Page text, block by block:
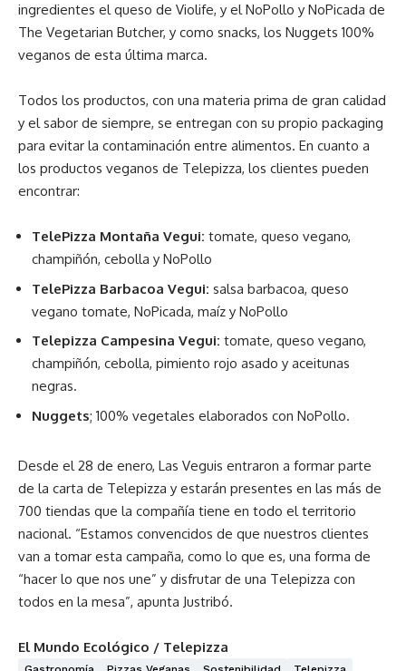
ingredientes el queso de Violife, y el NoPollo y NoPicada de
The Vegetarian Butcher, y como snacks, los Nuggets 100%
veganos de esta última marca.
Todos los productos, con una materia prima de gran calidad
y el sabor de siempre, se entregan con su propio packaging
para evitar la contaminación entre alimentos. En cuanto a
los productos veganos de Telepizza, los clientes pueden
encontrar:
TelePizza Montaña Vegui: tomate, queso vegano,
champiñón, cebolla y NoPollo
TelePizza Barbacoa Vegui: salsa barbacoa, queso
vegano tomate, NoPicada, maíz y NoPollo
Telepizza Campesina Vegui: tomate, queso vegano,
champiñón, cebolla, pimiento rojo asado y aceitunas
negras.
Nuggets; 100% vegetales elaborados con NoPollo.
Desde el 28 de enero, Las Veguis entraron a formar parte
de la carta de Telepizza y estarán presentes en las más de
700 tiendas que la compañía tiene en todo el territorio
nacional. “Estamos convencidos de que nuestros clientes
van a tomar esta campaña, como lo que es, una forma de
“hacer lo que nos une” y disfrutar de una Telepizza con
todos en la mesa”, apunta Justribó.
El Mundo Ecológico / Telepizza